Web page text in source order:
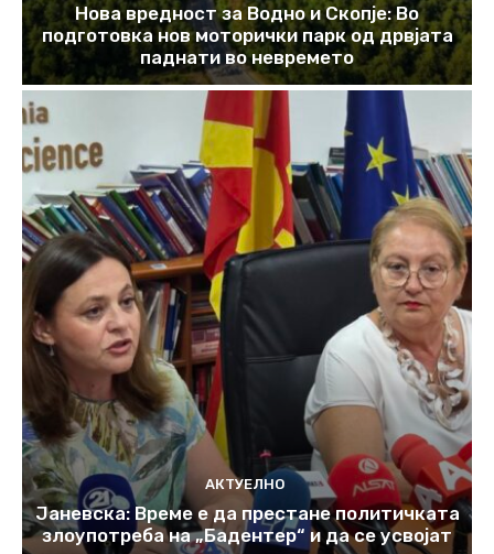
Нова вредност за Водно и Скопје: Во
подготовка нов моторички парк од дрвјата
паднати во невремето
АКТУЕЛНО
Јаневска: Време е да престане политичката
злоупотреба на „Бадентер“ и да се усвојат